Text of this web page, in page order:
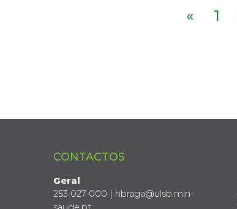
« 1
CONTACTOS
Geral
253 027 000 | hbraga@ulsb.min-